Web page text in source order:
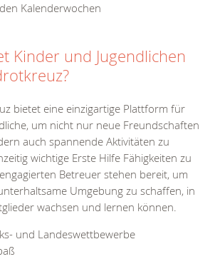
Kalenderwochen
Kinder und Jugendlichen
bietet eine einzigartige Plattform für
um nicht nur neue Freundschaften
auch spannende Aktivitäten zu
wichtige Erste Hilfe Fähigkeiten zu
Betreuer stehen bereit, um
Umgebung zu schaffen, in
wachsen und lernen können.
und Landeswettbewerbe